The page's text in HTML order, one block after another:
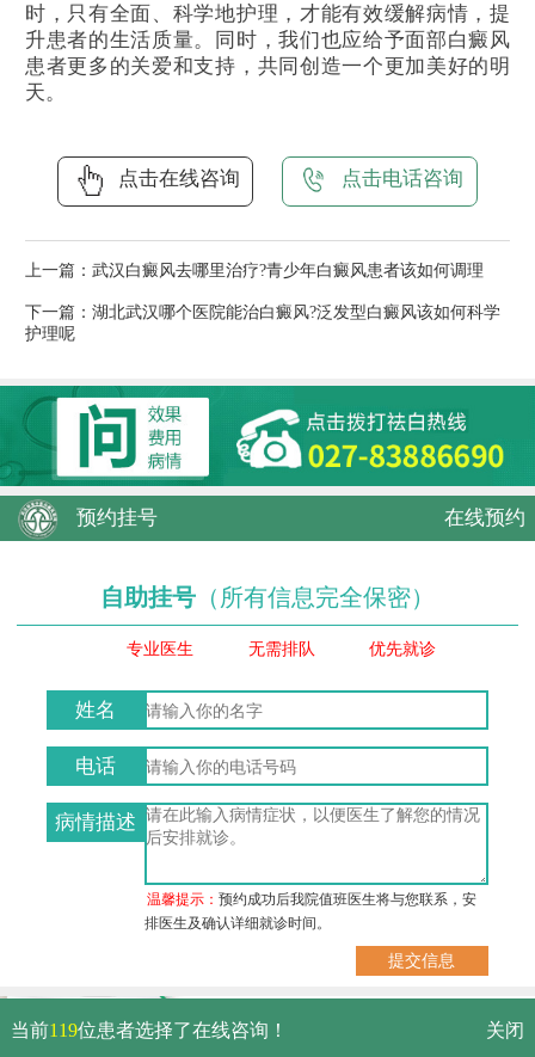
时，只有全面、科学地护理，才能有效缓解病情，提
升患者的生活质量。同时，我们也应给予面部白癜风
患者更多的关爱和支持，共同创造一个更加美好的明
天。
点击在线咨询 点击电话咨询
上一篇： 武汉白癜风去哪里治疗?青少年白癜风患者该如何调理
下一篇： 湖北武汉哪个医院能治白癜风?泛发型白癜风该如何科学
护理呢
预约挂号 在线预约
自助挂号 （所有信息完全保密）
专业医生 无需排队 优先就诊
姓名
电话
病情描述
温馨提示：预约成功后我院值班医生将与您联系，安
排医生及确认详细就诊时间。
武汉市硚口区解放大道479号
免费电话：
当前119位患者选择了在线咨询！ 关闭